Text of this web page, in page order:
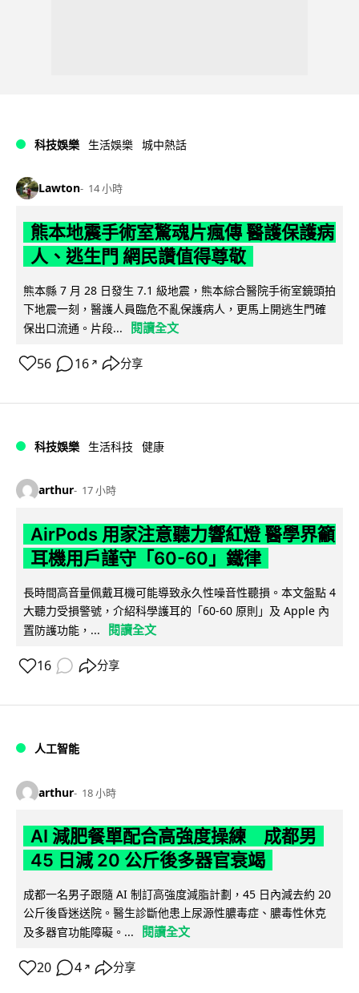
科技娛樂 生活娛樂 城中熱話
Lawton 14 小時
熊本地震手術室驚魂片瘋傳 醫護保護病
人、逃生門 網民讚值得尊敬
熊本縣 7 月 28 日發生 7.1 級地震，熊本綜合醫院手術室鏡頭拍
下地震一刻，醫護人員臨危不亂保護病人，更馬上開逃生門確
保出口流通。片段...
閱讀全文
56 16 ↗ 分享
科技娛樂 生活科技 健康
arthur 17 小時
AirPods 用家注意聽力響紅燈 醫學界籲
耳機用戶謹守「60-60」鐵律
長時間高音量佩戴耳機可能導致永久性噪音性聽損。本文盤點 4
大聽力受損警號，介紹科學護耳的「60-60 原則」及 Apple 內
置防護功能，...
閱讀全文
16 分享
人工智能
arthur 18 小時
AI 減肥餐單配合高強度操練 成都男
45 日減 20 公斤後多器官衰竭
成都一名男子跟隨 AI 制訂高強度減脂計劃，45 日內減去約 20
公斤後昏迷送院。醫生診斷他患上尿源性膿毒症、膿毒性休克
及多器官功能障礙。...
閱讀全文
20 4 ↗ 分享